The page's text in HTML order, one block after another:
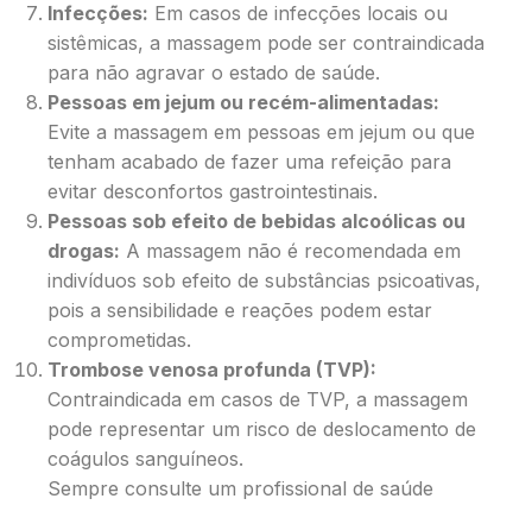
Infecções: Em casos de infecções locais ou
sistêmicas, a massagem pode ser contraindicada
para não agravar o estado de saúde.
Pessoas em jejum ou recém-alimentadas:
Evite a massagem em pessoas em jejum ou que
tenham acabado de fazer uma refeição para
evitar desconfortos gastrointestinais.
Pessoas sob efeito de bebidas alcoólicas ou
drogas: A massagem não é recomendada em
indivíduos sob efeito de substâncias psicoativas,
pois a sensibilidade e reações podem estar
comprometidas.
Trombose venosa profunda (TVP):
Contraindicada em casos de TVP, a massagem
pode representar um risco de deslocamento de
coágulos sanguíneos.
Sempre consulte um profissional de saúde